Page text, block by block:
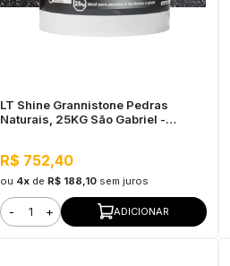
LT Shine Grannistone Pedras
Naturais, 25KG São Gabriel -
R$ 752,40
ou 4x de R$ 188,10 sem juros
- + ADICIONAR